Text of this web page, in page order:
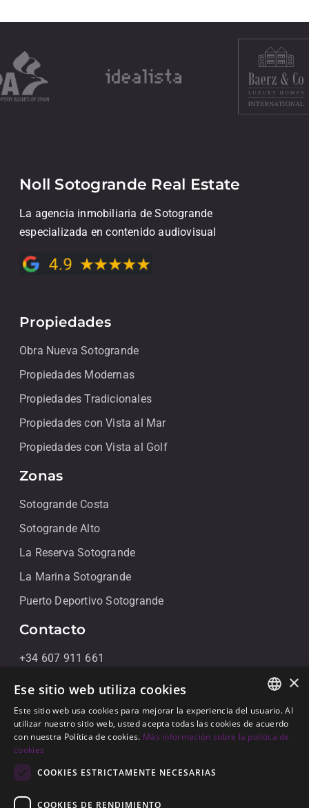
Noll Sotogrande Real Estate
La agencia inmobiliaria de Sotogrande
especializada en contenido audiovisual
Propiedades
Obra Nueva Sotogrande
Propiedades Modernas
Propiedades Tradicionales
Propiedades con Vista al Mar
Propiedades con Vista al Golf
Zonas
Sotogrande Costa
Sotogrande Alto
La Reserva Sotogrande
La Marina Sotogrande
Puerto Deportivo Sotogrande
Contacto
+34 607 911 661
+34 856 091 709
info@noll-sotogrande.com
Contáctanos
Galerias Paniagua Local 43 Avenida de Paniagua, s/n
11310 Sotogrande, Cádiz
ENGLISH
SPANISH
×
Ese sitio web utiliza cookies
Este sitio web usa cookies para mejorar la experiencia del usuario. Al
utilizar nuestro sitio web, usted acepta todas las cookies de acuerdo
con nuestra Política de cookies. Más información sobre la política de
cookies
COOKIES ESTRICTAMENTE NECESARIAS
COOKIES DE RENDIMIENTO